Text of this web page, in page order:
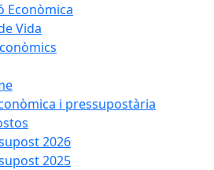
Econòmica
Vida
i pressupostària
2026
2025